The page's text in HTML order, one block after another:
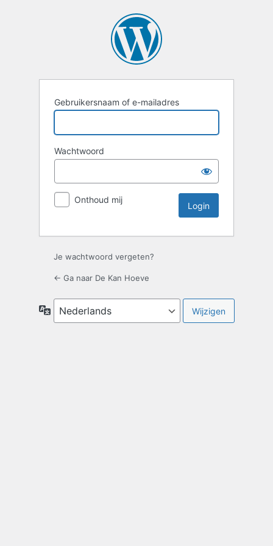
Gebruikersnaam of e-mailadres
Wachtwoord
Onthoud mij
Je wachtwoord vergeten?
← Ga naar De Kan Hoeve
Taal